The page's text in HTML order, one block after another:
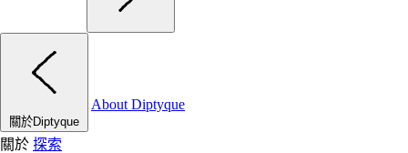
關於Diptyque
About Diptyque
關於 探索